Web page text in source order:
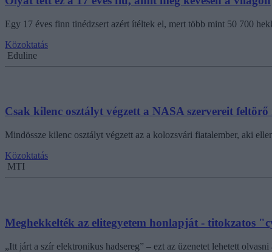
Egy 17 éves finn tinédzsert azért ítéltek el, mert több mint 50 700
Közoktatás
Eduline
Csak kilenc osztályt végzett a NASA szervereit
Mindössze kilenc osztályt végzett az a kolozsvári fiatalember, aki
Közoktatás
MTI
Meghekkelték az elitegyetem honlapját - titokzatos
„Itt járt a szír elektronikus hadsereg” – ezt az üzenetet lehetett